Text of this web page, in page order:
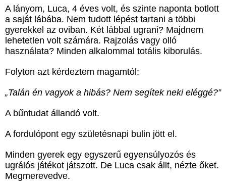
A lányom, Luca, 4 éves volt, és szinte naponta botlott
a saját lábába. Nem tudott lépést tartani a többi
gyerekkel az oviban. Két lábbal ugrani? Majdnem
lehetetlen volt számára. Rajzolás vagy olló
használata? Minden alkalommal totális kiborulás.
Folyton azt kérdeztem magamtól:
„Talán én vagyok a hibás? Nem segítek neki eléggé?”
A bűntudat állandó volt.
A fordulópont egy születésnapi bulin jött el.
Minden gyerek egy egyszerű egyensúlyozós és
ugrálós játékot játszott. De Luca csak állt, nézte őket.
Megmerevedve.